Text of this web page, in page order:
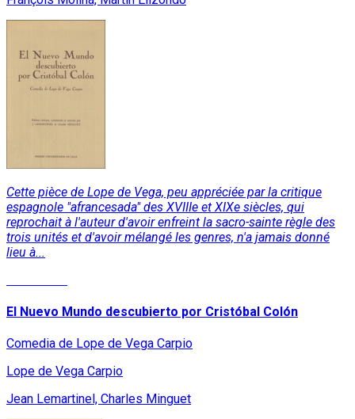
Cette pièce de Lope de Vega, peu appréciée par la critique
espagnole "afrancesada" des XVIIIe et XIXe siècles, qui
reprochait à l'auteur d'avoir enfreint la sacro-sainte règle des
trois unités et d'avoir mélangé les genres, n'a jamais donné
lieu à...
El Nuevo Mundo descubierto por Cristóbal Colón
Comedia de Lope de Vega Carpio
Lope de Vega Carpio
Jean Lemartinel, Charles Minguet